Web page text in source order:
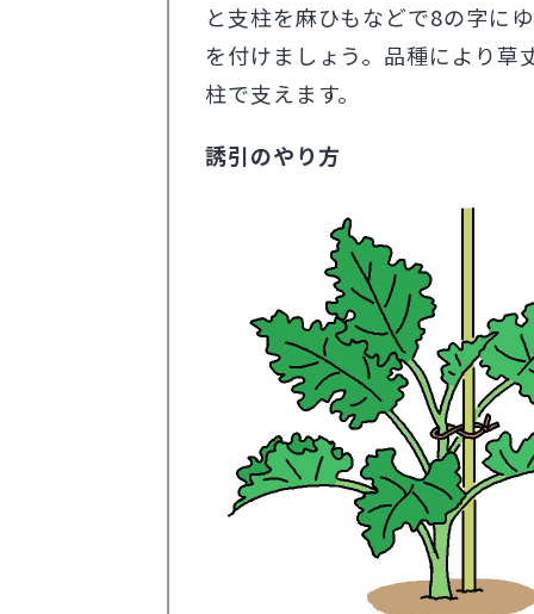
と支柱を麻ひもなどで8の字に
を付けましょう。品種により草
柱で支えます。
誘引のやり方